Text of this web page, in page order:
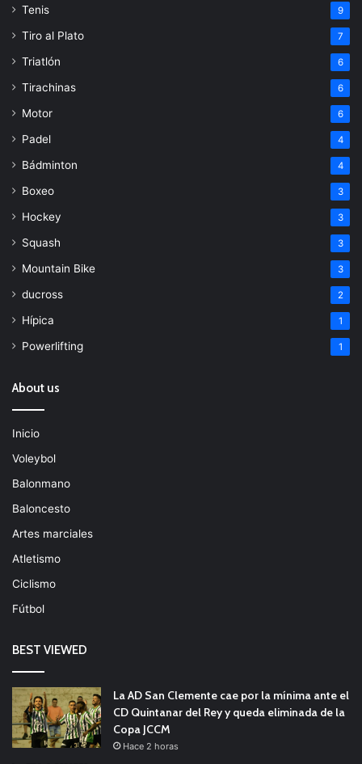
Tenis 9
Tiro al Plato 7
Triatlón 6
Tirachinas 6
Motor 6
Padel 4
Bádminton 4
Boxeo 3
Hockey 3
Squash 3
Mountain Bike 3
ducross 2
Hípica 1
Powerlifting 1
About us
Inicio
Voleybol
Balonmano
Baloncesto
Artes marciales
Atletismo
Ciclismo
Fútbol
BEST VIEWED
La AD San Clemente cae por la mínima ante el
CD Quintanar del Rey y queda eliminada de la
Copa JCCM
Hace 2 horas